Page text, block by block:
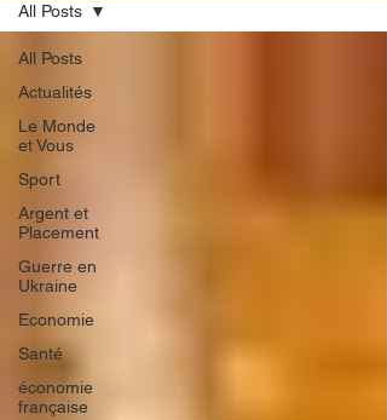
All Posts
Actualités
Le Monde
et Vous
Sport
Argent et
Placement
Guerre en
Ukraine
Economie
Santé
économie
française
All Posts